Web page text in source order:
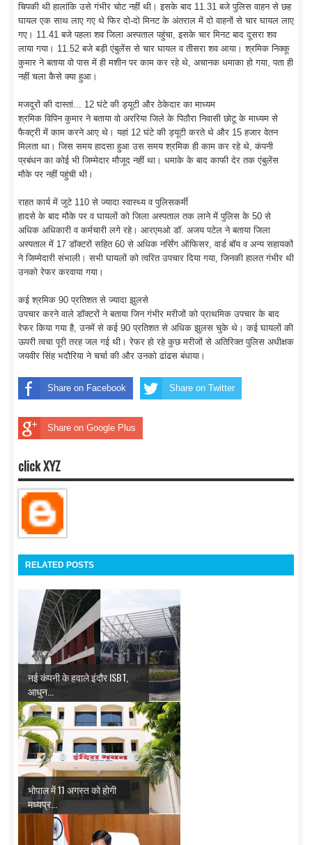
चिपकी थी हालांकि उसे गंभीर चोट नहीं थी। इसके बाद 11.31 बजे पुलिस वाहन से छह
घायल एक साथ लाए गए थे फिर दो-दो मिनट के अंतराल में दो वाहनों से चार घायल लाए
गए। 11.41 बजे पहला शव जिला अस्पताल पहुंचा, इसके चार मिनट बाद दूसरा शव
लाया गया। 11.52 बजे बड़ी एंबुलेंस से चार घायल व तीसरा शव आया। श्रमिक निक्कू
कुमार ने बताया वो पास में ही मशीन पर काम कर रहे थे, अचानक धमाका हो गया, पता ही
नहीं चला कैसे क्या हुआ।
मजदूरों की दास्तां... 12 घंटे की ड्यूटी और ठेकेदार का माध्यम
श्रमिक विपिन कुमार ने बताया वो अररिया जिले के पिठौरा निवासी छोटू के माध्यम से
फैक्ट्री में काम करने आए थे। यहां 12 घंटे की ड्यूटी करते थे और 15 हजार वेतन
मिलता था। जिस समय हादसा हुआ उस समय श्रमिक ही काम कर रहे थे, कंपनी
प्रबंधन का कोई भी जिम्मेदार मौजूद नहीं था। धमाके के बाद काफी देर तक एंबुलेंस
मौके पर नहीं पहुंची थी।
राहत कार्य में जुटे 110 से ज्यादा स्वास्थ्य व पुलिसकर्मी
हादसे के बाद मौके पर व घायलों को जिला अस्पताल तक लाने में पुलिस के 50 से
अधिक अधिकारी व कर्मचारी लगे रहे। आरएमओ डॉ. अजय पटेल ने बताया जिला
अस्पताल में 17 डॉक्टरों सहित 60 से अधिक नर्सिंग ऑफिसर, वार्ड बॉय व अन्य सहायकों
ने जिम्मेदारी संभाली। सभी घायलों को त्वरित उपचार दिया गया, जिनकी हालत गंभीर थी
उनको रेफर करवाया गया।
कई श्रमिक 90 प्रतिशत से ज्यादा झुलसे
उपचार करने वाले डॉक्टरों ने बताया जिन गंभीर मरीजों को प्राथमिक उपचार के बाद
रेफर किया गया है, उनमें से कई 90 प्रतिशत से अधिक झुलस चुके थे। कई घायलों की
ऊपरी त्वचा पूरी तरह जल गई थी। रेफर हो रहे कुछ मरीजों से अतिरिक्त पुलिस अधीक्षक
जयवीर सिंह भदौरिया ने चर्चा की और उनको ढांढस बंधाया।
Share on Facebook Share on Twitter
Share on Google Plus
click XYZ
RELATED POSTS
नई कंपनी के हवाले इंदौर ISBT,
आधुन...
भोपाल में 11 अगस्त को होगी
मध्यप्र...